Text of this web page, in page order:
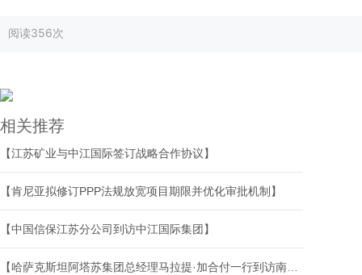
阅读356次
相关推荐
【江苏矿业与中江国际签订战略合作协议】
【肯尼亚拟修订PPP法规放宽项目期限并优化审批机制】
【中国信保江苏分公司到访中江国际集团】
【哈萨克斯坦阿塔苏集团总经理马拉提·加合付一行到访南京市政府并进行合作交流会谈】